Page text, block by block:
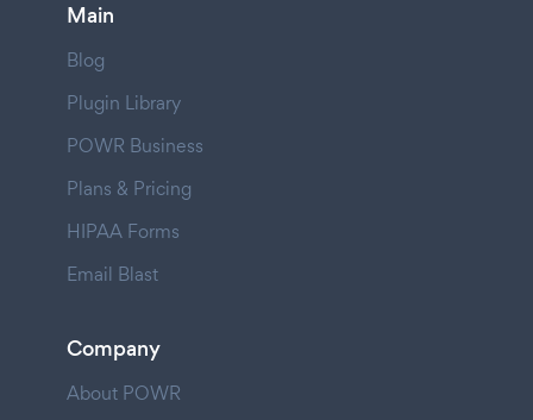
Main
Blog
Plugin Library
POWR Business
Plans & Pricing
HIPAA Forms
Email Blast
Company
About POWR